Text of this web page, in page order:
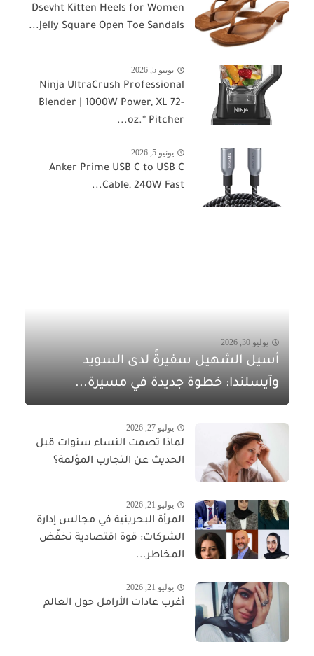
Dsevht Kitten Heels for Women
Jelly Square Open Toe Sandals...
يونيو 5, 2026
Ninja UltraCrush Professional
Blender | 1000W Power, XL 72-
oz.* Pitcher...
يونيو 5, 2026
Anker Prime USB C to USB C
Cable, 240W Fast...
يوليو 30, 2026
أسيل الشهيل سفيرةً لدى السويد
وآيسلندا: خطوة جديدة في مسيرة...
يوليو 27, 2026
لماذا تصمت النساء سنوات قبل
الحديث عن التجارب المؤلمة؟
يوليو 21, 2026
المرأة البحرينية في مجالس إدارة
الشركات: قوة اقتصادية تخفّض
المخاطر...
يوليو 21, 2026
أغرب عادات الأرامل حول العالم